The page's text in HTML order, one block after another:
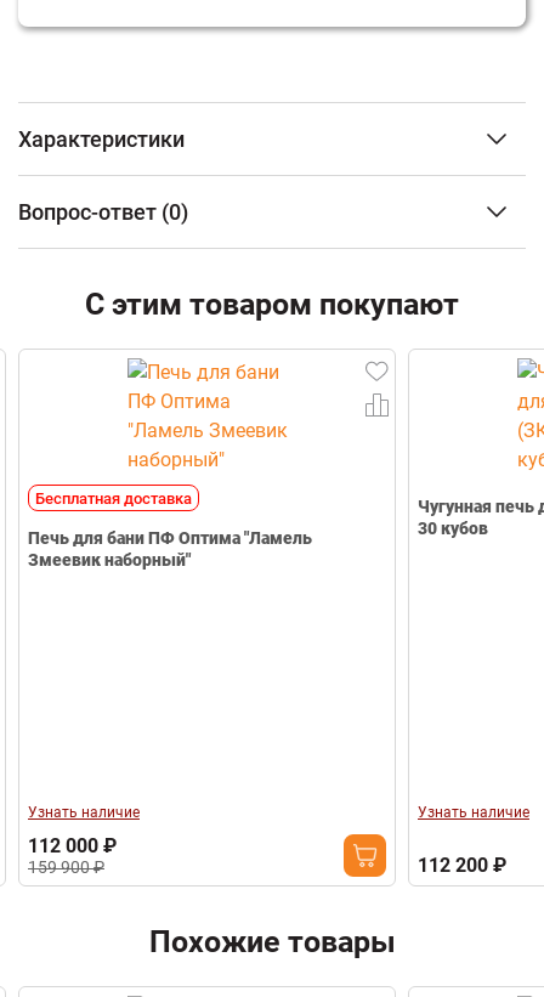
Характеристики
Тип камня
дерево+Змеевик
Габариты (Ш*В*Г)
680*910*210 мм
Вопрос-ответ (0)
Email
С этим товаром покупают
Бесплатная доставка
Печь для бани ПФ Оптима "Ламель
Змеевик наборный"
Узнать наличие
112 000 ₽
159 900 ₽
Чугунная печь
30 кубов
Узнать наличие
112 200 ₽
Похожие товары